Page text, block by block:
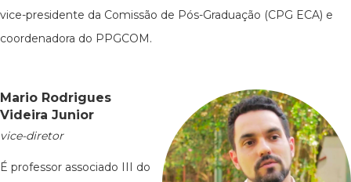
vice-presidente da Comissão de Pós-Graduação (CPG ECA) e
coordenadora do PPGCOM.
Mario Rodrigues
Videira Junior
vice-diretor
É professor associado III do